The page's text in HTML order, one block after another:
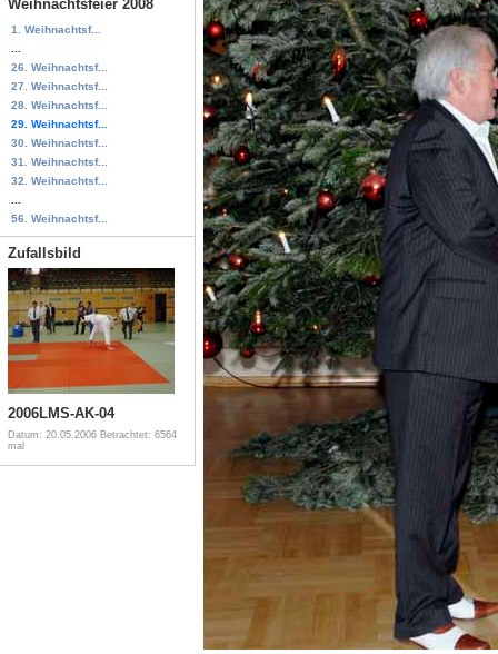
Weihnachtsfeier 2008
1. Weihnachtsf...
26. Weihnachtsf...
27. Weihnachtsf...
28. Weihnachtsf...
29. Weihnachtsf...
30. Weihnachtsf...
31. Weihnachtsf...
32. Weihnachtsf...
56. Weihnachtsf...
Zufallsbild
2006LMS-AK-04
Datum: 20.05.2006 Betrachtet: 6564
mal